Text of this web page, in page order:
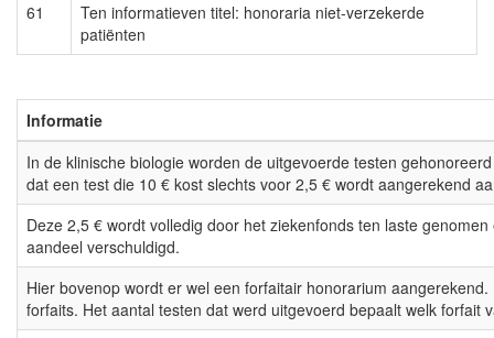
61
Ten informatieven titel: honoraria niet-verzekerde
patiënten
Informatie
In de klinische biologie worden de uitgevoerde testen
dat een test die 10 € kost slechts voor 2,5 € wordt aangerekend
Deze 2,5 € wordt volledig door het ziekenfonds ten laste
aandeel verschuldigd.
Hier bovenop wordt er wel een forfaitair honorarium
forfaits. Het aantal testen dat werd uitgevoerd bepaalt welk forfait